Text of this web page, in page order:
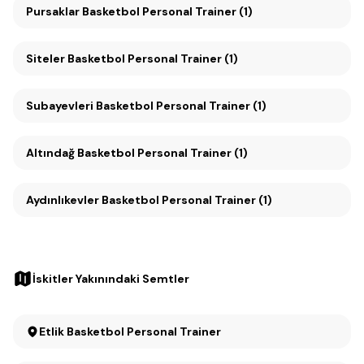
Pursaklar Basketbol Personal Trainer (1)
Siteler Basketbol Personal Trainer (1)
Subayevleri Basketbol Personal Trainer (1)
Altındağ Basketbol Personal Trainer (1)
Aydınlıkevler Basketbol Personal Trainer (1)
İskitler Yakınındaki Semtler
Etlik Basketbol Personal Trainer